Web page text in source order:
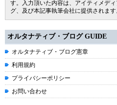
す。入力頂いた内容は、アイティメデ
グ、及び本記事執筆会社に提供されます
オルタナティブ・ブログ GUIDE
オルタナティブ・ブログ憲章
利用規約
プライバシーポリシー
お問い合わせ